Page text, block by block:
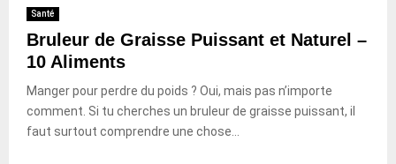
Santé
Bruleur de Graisse Puissant et Naturel –
10 Aliments
Manger pour perdre du poids ? Oui, mais pas n’importe
comment. Si tu cherches un bruleur de graisse puissant, il
faut surtout comprendre une chose...